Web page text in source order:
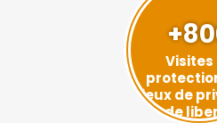
Visites
lieux de
de